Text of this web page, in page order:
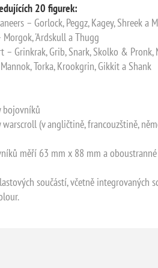
20 figurek:
– Gorlock, Peggz, Kagey, Shreek a
'Ardskull a Thugg
– Grinkrak, Grib, Snark, Skolko & Pronk,
Torka, Krookgrin, Gikkit a Shank
bojovníků
(v angličtině, francouzštině,
měří 63 mm x 88 mm a
součástí, včetně